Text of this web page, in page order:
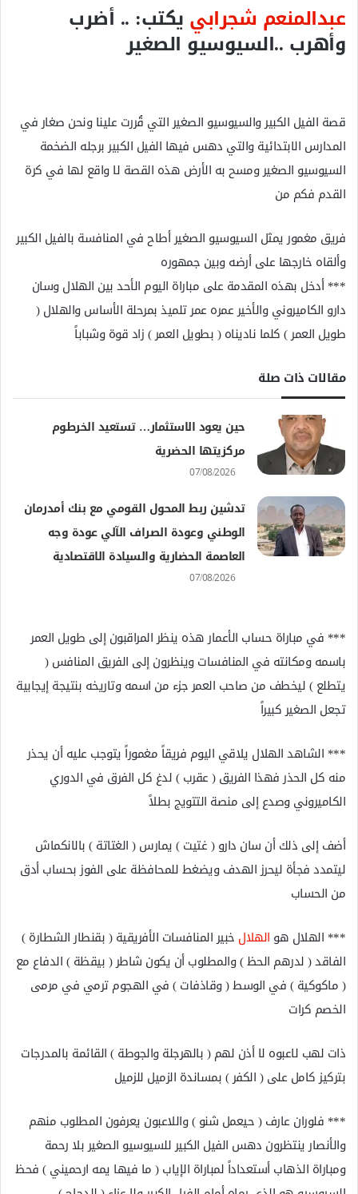
عبدالمنعم شجرابي يكتب: .. أضرب
وأهرب ..السيوسيو الصغير
قصة الفيل الكبير والسيوسيو الصغير التي قُررت علينا ونحن صغار في
المدارس الابتدائية والتي دهس فيها الفيل الكبير برجله الضخمة
السيوسيو الصغير ومسح به الأرض هذه القصة لا واقع لها في كرة
القدم فكم من
فريق مغمور يمثل السيوسيو الصغير أطاح في المنافسة بالفيل الكبير
وألقاه خارجها على أرضه وبين جمهوره
*** أدخل بهذه المقدمة على مباراة اليوم الأحد بين الهلال وسان
دارو الكاميروني والأخير عمره عمر تلميذ بمرحلة الأساس والهلال (
طويل العمر ) كلما ناديناه ( بطويل العمر ) زاد قوة وشباباً
مقالات ذات صلة
حين يعود الاستثمار… تستعيد الخرطوم
مركزيتها الحضرية
07/08/2026
تدشين ربط المحول القومي مع بنك أمدرمان
الوطني وعودة الصراف الآلي عودة وجه
العاصمة الحضارية والسيادة الاقتصادية
07/08/2026
*** في مباراة حساب الأعمار هذه ينظر المراقبون إلى طويل العمر
باسمه ومكانته في المنافسات وينظرون إلى الفريق المنافس (
يتطلع ) ليخطف من صاحب العمر جزء من اسمه وتاريخه بنتيجة إيجابية
تجعل الصغير كبيراً
*** الشاهد الهلال يلاقي اليوم فريقاً مغموراً يتوجب عليه أن يحذر
منه كل الحذر فهذا الفريق ( عقرب ) لدغ كل الفرق في الدوري
الكاميروني وصدع إلى منصة التتويج بطلاً
أضف إلى ذلك أن سان دارو ( غتيت ) يمارس ( الغتاتة ) بالانكماش
ليتمدد فجأة ليحرز الهدف ويضغط للمحافظة على الفوز بحساب أدق
من الحساب
*** الهلال هو الهلال خبير المنافسات الأفريقية ( بقنطار الشطارة )
الفاقد ( لدرهم الحظ ) والمطلوب أن يكون شاطر ( بيقظة ) الدفاع مع
( ماكوكية ) في الوسط ( وقاذفات ) في الهجوم ترمي في مرمى
الخصم كرات
ذات لهب لاعبوه لا أذن لهم ( بالهرجلة والجوطة ) القائمة بالمدرجات
بتركيز كامل على ( الكفر ) بمساندة الزميل للزميل
*** فلوران عارف ( حيعمل شنو ) واللاعبون يعرفون المطلوب منهم
والأنصار ينتظرون دهس الفيل الكبير للسيوسيو الصغير بلا رحمة
ومباراة الذهاب أستعداداً لمباراة الإياب ( ما فيها يمه ارحميني ) فحظ